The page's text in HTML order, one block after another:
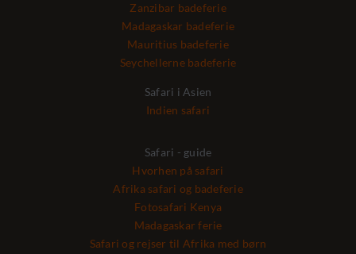
Zanzibar badeferie
Madagaskar badeferie
Mauritius badeferie
Seychellerne badeferie
Safari i Asien
Indien safari
Safari - guide
Hvorhen på safari
Afrika safari og badeferie
Fotosafari Kenya
Madagaskar ferie
Safari og rejser til Afrika med børn